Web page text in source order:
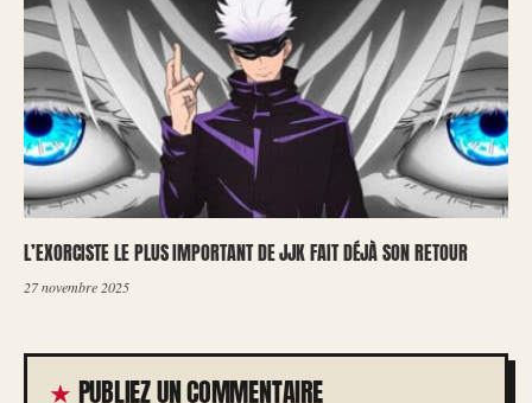
L’EXORCISTE LE PLUS IMPORTANT DE JJK FAIT DÉJÀ SON RETOUR
27 novembre 2025
PUBLIEZ UN COMMENTAIRE